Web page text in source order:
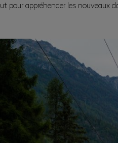
pour appréhender les nouveaux